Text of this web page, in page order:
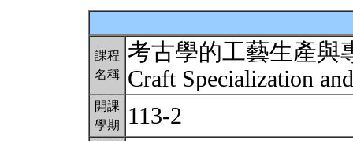
課程
名稱
考古學的工藝生產與
Craft Specialization
開課
學期
113-2